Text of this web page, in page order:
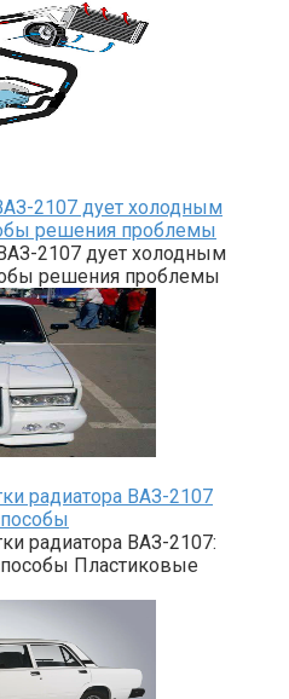
2107 дует холодным
решения проблемы
2107 дует холодным
решения проблемы
радиатора ВАЗ-2107
радиатора ВАЗ-2107:
Пластиковые